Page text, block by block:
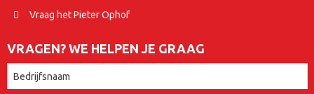
Vraag het Pieter Ophof
VRAGEN? WE HELPEN JE GRAAG